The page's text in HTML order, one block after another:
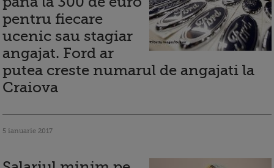
pentru fiecare
ucenic sau stagiar
angajat. Ford ar
putea creste numarul de angajati la
Craiova
5 ianuarie 2017